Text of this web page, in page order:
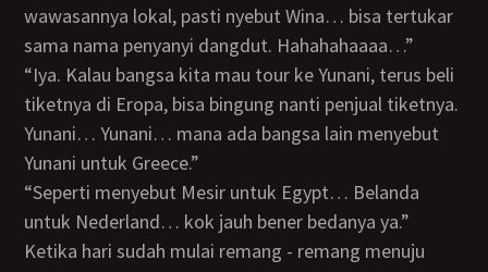
wawasannya lokal, pasti nyebut Wina… bisa tertukar
sama nama penyanyi dangdut. Hahahahaaaa…”
“Iya. Kalau bangsa kita mau tour ke Yunani, terus beli
tiketnya di Eropa, bisa bingung nanti penjual tiketnya.
Yunani… Yunani… mana ada bangsa lain menyebut
Yunani untuk Greece.”
“Seperti menyebut Mesir untuk Egypt… Belanda
untuk Nederland… kok jauh bener bedanya ya.”
Ketika hari sudah mulai remang - remang menuju